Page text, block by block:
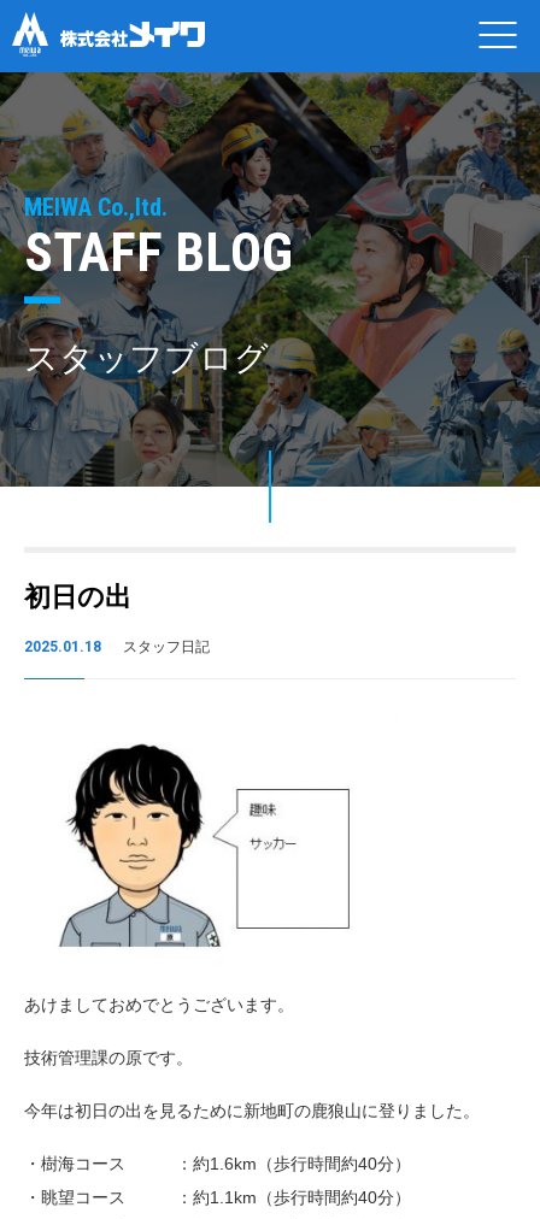
MEIWA Co.,ltd.
STAFF BLOG
スタッフブログ
初日の出
2025.01.18 スタッフ日記
あけましておめでとうございます。
技術管理課の原です。
今年は初日の出を見るために新地町の鹿狼山に登りました。
・樹海コース ：約1.6km（歩行時間約40分）
・眺望コース ：約1.1km（歩行時間約40分）